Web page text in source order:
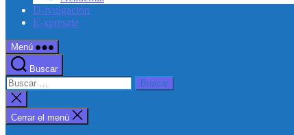
D-ivulgación
E-xpresate
Menú
Buscar
Buscar:
Cerrar
la
búsqueda
Cerrar el menú